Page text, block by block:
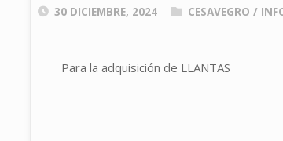
30 DICIEMBRE, 2024 CESAVEGRO /
Para la adquisición de LLANTAS